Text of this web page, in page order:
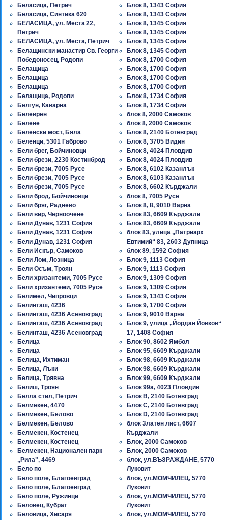
Беласица, Петрич
Беласица, Синтика 620
БЕЛАСИЦА, ул. Места 22,
Петрич
БЕЛАСИЦА, ул. Места, Петрич
Белащински манастир Св. Георги
Победоносец, Родопи
Белащица
Белащица
Белащица
Белащица, Родопи
Белгун, Каварна
Белеврен
Белене
Беленски мост, Бяла
Беленци, 5301 Габрово
Бели брег, Бойчиновци
Бели брези, 2230 Костинброд
Бели брези, 7005 Русе
Бели брези, 7005 Русе
Бели брези, 7005 Русе
Бели брод, Бойчиновци
Бели бряг, Раднево
Бели вир, Черноочене
Бели Дунав, 1231 София
Бели Дунав, 1231 София
Бели Дунав, 1231 София
Бели Искър, Самоков
Бели Лом, Лозница
Бели Осъм, Троян
Бели хризантеми, 7005 Русе
Бели хризантеми, 7005 Русе
Белимел, Чипровци
Белинташ, 4236
Белинташ, 4236 Асеновград
Белинташ, 4236 Асеновград
Белинташ, 4236 Асеновград
Белица
Белица
Белица, Ихтиман
Белица, Лъки
Белица, Трявна
Белиш, Троян
Белла стил, Петрич
Белмекен, 4470
Белмекен, Белово
Белмекен, Белово
Белмекен, Костенец
Белмекен, Костенец
Белмекен, Национален парк
„Рила", 4469
Бело по
Бело поле, Благоевград
Бело поле, Благоевград
Бело поле, Ружинци
Беловец, Кубрат
Беловица, Хисаря
Блок 8, 1343 София
Блок 8, 1343 София
Блок 8, 1345 София
Блок 8, 1345 София
Блок 8, 1345 София
Блок 8, 1345 София
Блок 8, 1700 София
Блок 8, 1700 София
Блок 8, 1700 София
Блок 8, 1700 София
Блок 8, 1734 София
Блок 8, 1734 София
блок 8, 2000 Самоков
блок 8, 2000 Самоков
Блок 8, 2140 Ботевград
Блок 8, 3705 Видин
Блок 8, 4024 Пловдив
Блок 8, 4024 Пловдив
Блок 8, 6102 Казанлък
Блок 8, 6103 Казанлък
Блок 8, 6602 Кърджали
блок 8, 7005 Русе
Блок 8, 8, 9010 Варна
Блок 83, 6609 Кърджали
Блок 83, 6609 Кърджали
блок 83, улица „Патриарх
Евтимий“ 83, 2603 Дупница
блок 89, 1592 София
Блок 9, 1113 София
Блок 9, 1113 София
Блок 9, 1309 София
Блок 9, 1309 София
Блок 9, 1343 София
Блок 9, 1700 София
Блок 9, 9010 Варна
Блок 9, улица „Йордан Йовков“
17, 1408 София
Блок 90, 8602 Ямбол
Блок 95, 6609 Кърджали
Блок 98, 6609 Кърджали
Блок 98, 6609 Кърджали
Блок 99, 6609 Кърджали
Блок 99а, 4023 Пловдив
Блок B, 2140 Ботевград
Блок C, 2140 Ботевград
Блок D, 2140 Ботевград
блок Златен лист, 6607
Кърджали
Блок, 2000 Самоков
Блок, 2000 Самоков
блок, ул.ВЪЗРАЖДАНЕ, 5770
Луковит
блок, ул.МОМЧИЛЕЦ, 5770
Луковит
блок, ул.МОМЧИЛЕЦ, 5770
Луковит
блок, ул.МОМЧИЛЕЦ, 5770